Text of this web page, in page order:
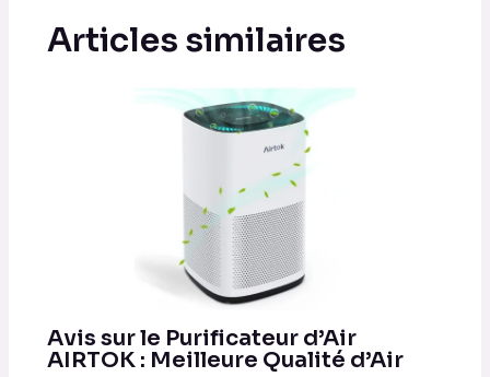
Articles similaires
Avis sur le Purificateur d’Air
AIRTOK : Meilleure Qualité d’Air